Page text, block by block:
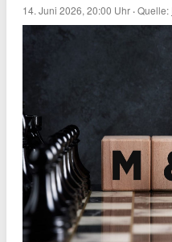
14. Juni 2026, 20:00 Uhr ·Quelle: